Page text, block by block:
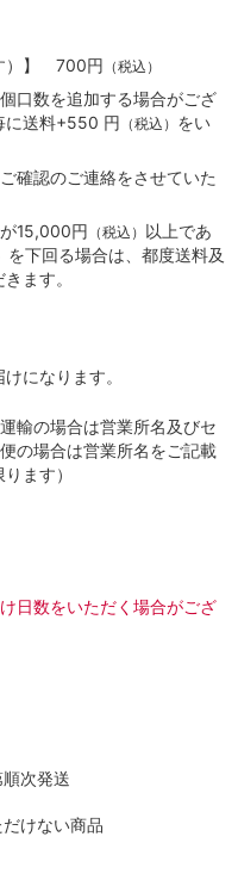
）】 700円 （税込）
口数を追加する場合がござ
に送料+550 円 （税込） をい
確認のご連絡をさせていた
15,000円 （税込） 以上であ
を下回る場合は、都度送料及
ます。
になります。
輸の場合は営業所名及びセ
の場合は営業所名をご記載
ます）
日数をいただく場合がござ
次発送
けない商品